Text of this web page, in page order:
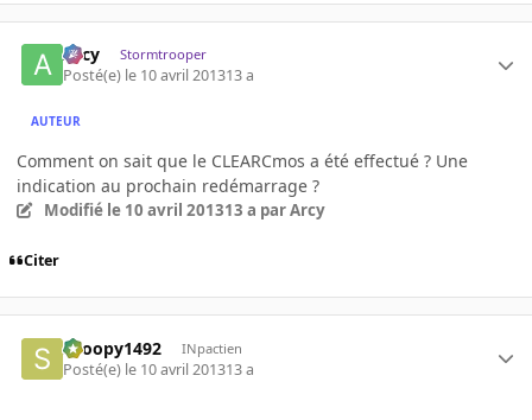
Arcy Stormtrooper
Posté(e) le 10 avril 201313 a
AUTEUR
Comment on sait que le CLEARCmos a été effectué ? Une
indication au prochain redémarrage ?
Modifié le 10 avril 201313 a par Arcy
Citer
snoopy1492 INpactien
Posté(e) le 10 avril 201313 a